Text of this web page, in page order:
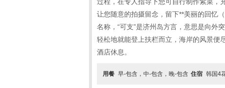
让您随意的拍摄留念，留下**美丽的回忆
名称，“可支”是济州岛方言，意思是向外
轻松地就能登上扶栏而立，海岸的风景便
酒店休息。
用餐 早-包含，中-包含，晚-包含 住宿 韩国4